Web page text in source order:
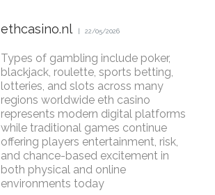
ethcasino.nl 22/05/2026
Types of gambling include poker,
blackjack, roulette, sports betting,
lotteries, and slots across many
regions worldwide eth casino
represents modern digital platforms
while traditional games continue
offering players entertainment, risk,
and chance-based excitement in
both physical and online
environments today